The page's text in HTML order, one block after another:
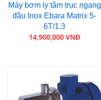
Máy bơm ly tâm trục ngang
đầu Inox Ebara Matrix 5-
6T/1.3
14,900,000 VNĐ